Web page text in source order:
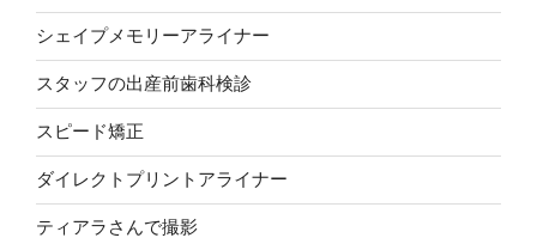
シェイプメモリーアライナー
スタッフの出産前歯科検診
スピード矯正
ダイレクトプリントアライナー
ティアラさんで撮影